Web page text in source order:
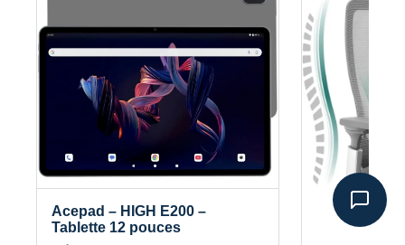
Acepad – HIGH E200 –
Tablette 12 pouces